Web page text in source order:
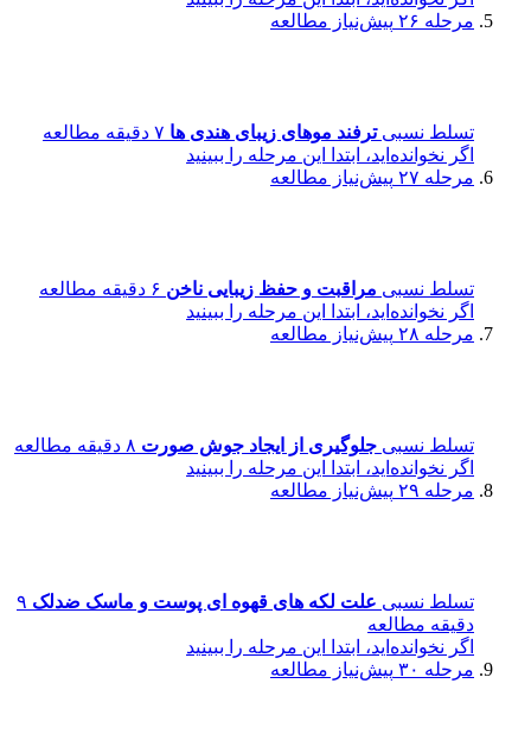
مرحله ۲۶
پیش‌نیاز مطالعه
تسلط نسبیترفند موهای زیبای هندی ها ۷ دقیقه مطالعه
اگر نخوانده‌اید، ابتدا این مرحله را ببینید
مرحله ۲۷
پیش‌نیاز مطالعه
تسلط نسبی مراقبت و حفظ زیبایی ناخن ۶ دقیقه مطالعه
اگر نخوانده‌اید، ابتدا این مرحله را ببینید
مرحله ۲۸
پیش‌نیاز مطالعه
تسلط نسبی جلوگیری از ایجاد جوش صورت ۸ دقیقه مطالعه
اگر نخوانده‌اید، ابتدا این مرحله را ببینید
مرحله ۲۹
پیش‌نیاز مطالعه
تسلط نسبی علت لکه های قهوه ای پوست و ماسک ضدلک ۹
دقیقه مطالعه
اگر نخوانده‌اید، ابتدا این مرحله را ببینید
مرحله ۳۰
پیش‌نیاز مطالعه